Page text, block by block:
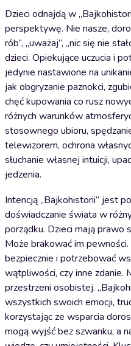
Dzieci odnajdą w
perspektywę. Nie nasze,
rób”, „uważaj”, „nic się nie
dzieci. Opiekujące uczucia i
jedynie nastawione na
jak obgryzanie paznokci,
chęć kupowania co rusz
różnych warunków
stosownego ubioru,
telewizorem, ochrona
słuchanie własnej intuicji,
jedzenia.
Intencją „Bajkohistorii” jest
doświadczanie świata w
porządku. Dzieci mają prawo
Może brakować im
bezpiecznie i potrzebować
wątpliwości, czy inne
przestrzeni osobistej.
wszystkich swoich emocji,
korzystając ze wsparcia
mogą wyjść bez szwanku, a